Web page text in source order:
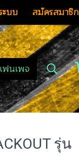
ะบบ สมัครสมาชิก
ฟนเพจ
รุ่น